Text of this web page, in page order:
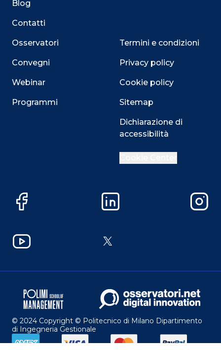
Blog
Contatti
Osservatori
Convegni
Webinar
Programmi
Termini e condizioni
Privacy policy
Cookie policy
Sitemap
Dichiarazione di
accessibilità
Facebook LinkedIn
YouTube X
© 2024 Copyright © Politecnico di Milano Dipartimento
di Ingegneria Gestionale